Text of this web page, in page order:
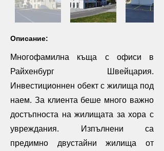
Описание:
Многофамилна къща с офиси в
Райхенбург Швейцария.
Инвестиционнен обект с жилища под
наем. За клиента беше много важно
достъпноста на жилищата за хора с
увреждания. Изпълнени са
предимно двустайни жилища от